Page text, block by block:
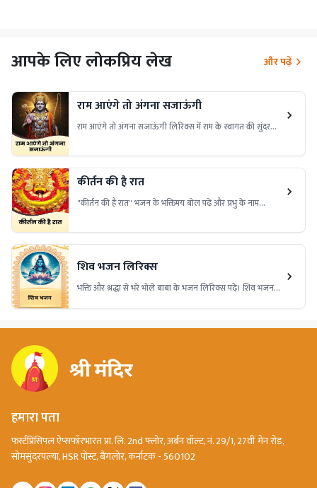
आपके लिए लोकप्रिय लेख और पढ़ें
राम आएंगे तो अंगना सजाऊंगी
राम आएंगे तो अंगना सजाऊंगी लिरिक्स में राम के स्वागत की सुंदरता
लाएं!
कीर्तन की है रात
"कीर्तन की है रात" भजन के भक्तिमय बोल पढ़ें और प्रभु के नाम
कराता है।
शिव भजन लिरिक्स
भक्ति और श्रद्धा से भरे भोले बाबा के भजन लिरिक्स पढ़ें। शिव भजन
आराधना के पावन शब्द यहाँ पाएं।
हमारा पता
फर्स्टप्रिंसिपल ऐप्सफॉरभारत प्रा. लि. 2nd फ्लोर, अर्बन वॉल्ट, नं. 29/1, 27वीं मेन रोड,
सोमसुंदरपल्या, HSR पोस्ट, बैंगलोर, कर्नाटक - 560102